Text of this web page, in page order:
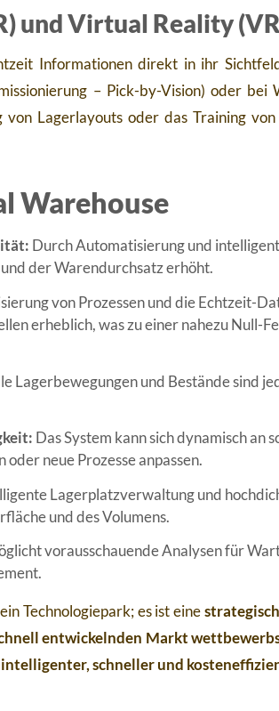
und Virtual Reality
Informationen direkt in ihr
– Pick-by-Vision) oder bei
Lagerlayouts oder das Training
Warehouse
Durch Automatisierung und
der Warendurchsatz erhöht.
von Prozessen und die Echtzeit-
erheblich, was zu einer nahezu Null-
Lagerbewegungen und Bestände sind
Das System kann sich dynamisch an
neue Prozesse anpassen.
Lagerplatzverwaltung und
und des Volumens.
vorausschauende Analysen für
Technologiepark; es ist eine
entwickelnden Markt
intelligenter, schneller und